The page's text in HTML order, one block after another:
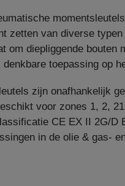
zetten van diverse
om diepliggende
toepassing op
zijn onafhankelijk
voor zones 1, 2,
CE EX II 2G/
in de olie & gas-